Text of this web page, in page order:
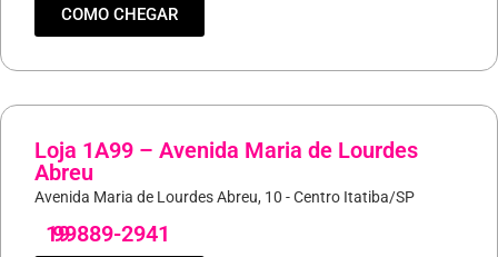
COMO CHEGAR
Loja 1A99 – Avenida Maria de Lourdes
Abreu
Avenida Maria de Lourdes Abreu, 10 - Centro Itatiba/SP
19
99889-2941